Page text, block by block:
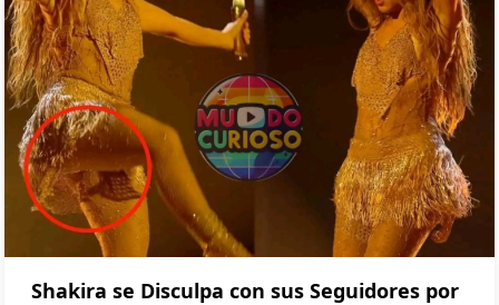
Shakira se Disculpa con sus Seguidores por